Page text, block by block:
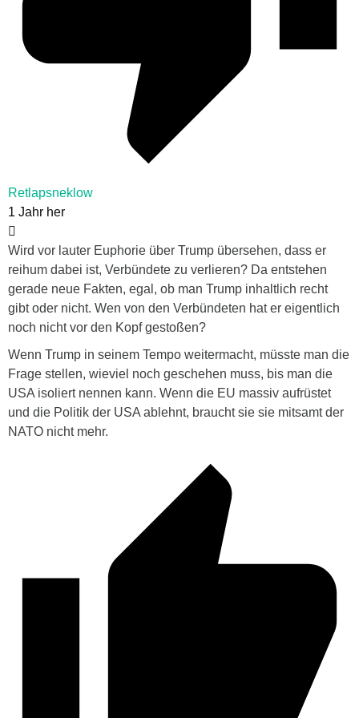
Retlapsneklow
1 Jahr her
Wird vor lauter Euphorie über Trump übersehen, dass er
reihum dabei ist, Verbündete zu verlieren? Da entstehen
gerade neue Fakten, egal, ob man Trump inhaltlich recht
gibt oder nicht. Wen von den Verbündeten hat er eigentlich
noch nicht vor den Kopf gestoßen?
Wenn Trump in seinem Tempo weitermacht, müsste man die
Frage stellen, wieviel noch geschehen muss, bis man die
USA isoliert nennen kann. Wenn die EU massiv aufrüstet
und die Politik der USA ablehnt, braucht sie sie mitsamt der
NATO nicht mehr.